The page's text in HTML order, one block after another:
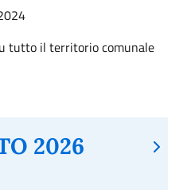
tutto il territorio comunale
2026